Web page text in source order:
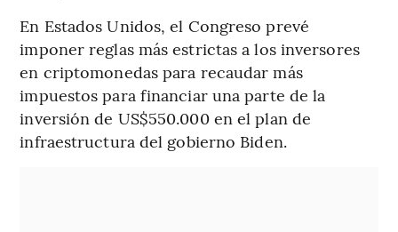
En Estados Unidos, el Congreso prevé
imponer reglas más estrictas a los inversores
en criptomonedas para recaudar más
impuestos para financiar una parte de la
inversión de US$550.000 en el plan de
infraestructura del gobierno Biden.